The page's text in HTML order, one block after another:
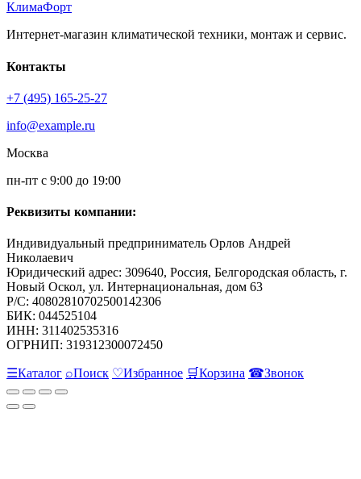
КлимаФорт
Интернет-магазин климатической техники, монтаж и сервис.
Контакты
+7 (495) 165-25-27
info@example.ru
Москва
пн-пт с 9:00 до 19:00
Реквизиты компании:
Индивидуальный предприниматель Орлов Андрей
Николаевич
Юридический адрес: 309640, Россия, Белгородская область, г.
Новый Оскол, ул. Интернациональная, дом 63
Р/С: 40802810702500142306
БИК: 044525104
ИНН: 311402535316
ОГРНИП: 319312300072450
☰Каталог ⌕Поиск ♡Избранное 🛒Корзина ☎Звонок